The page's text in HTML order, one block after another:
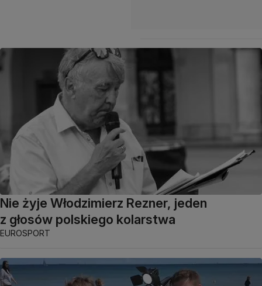
Nie żyje Włodzimierz Rezner, jeden
z głosów polskiego kolarstwa
EUROSPORT